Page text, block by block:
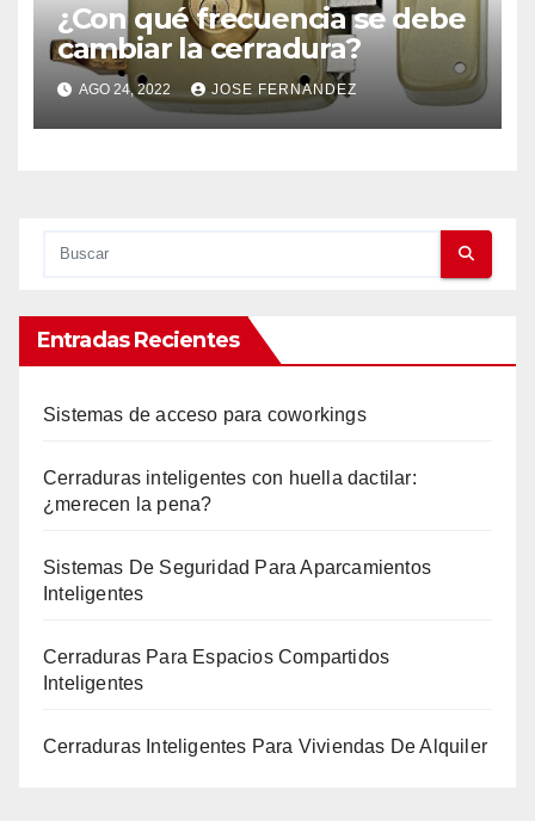
¿Con qué frecuencia se debe
cambiar la cerradura?
AGO 24, 2022 JOSE FERNANDEZ
Entradas Recientes
Sistemas de acceso para coworkings
Cerraduras inteligentes con huella dactilar:
¿merecen la pena?
Sistemas De Seguridad Para Aparcamientos
Inteligentes
Cerraduras Para Espacios Compartidos
Inteligentes
Cerraduras Inteligentes Para Viviendas De Alquiler